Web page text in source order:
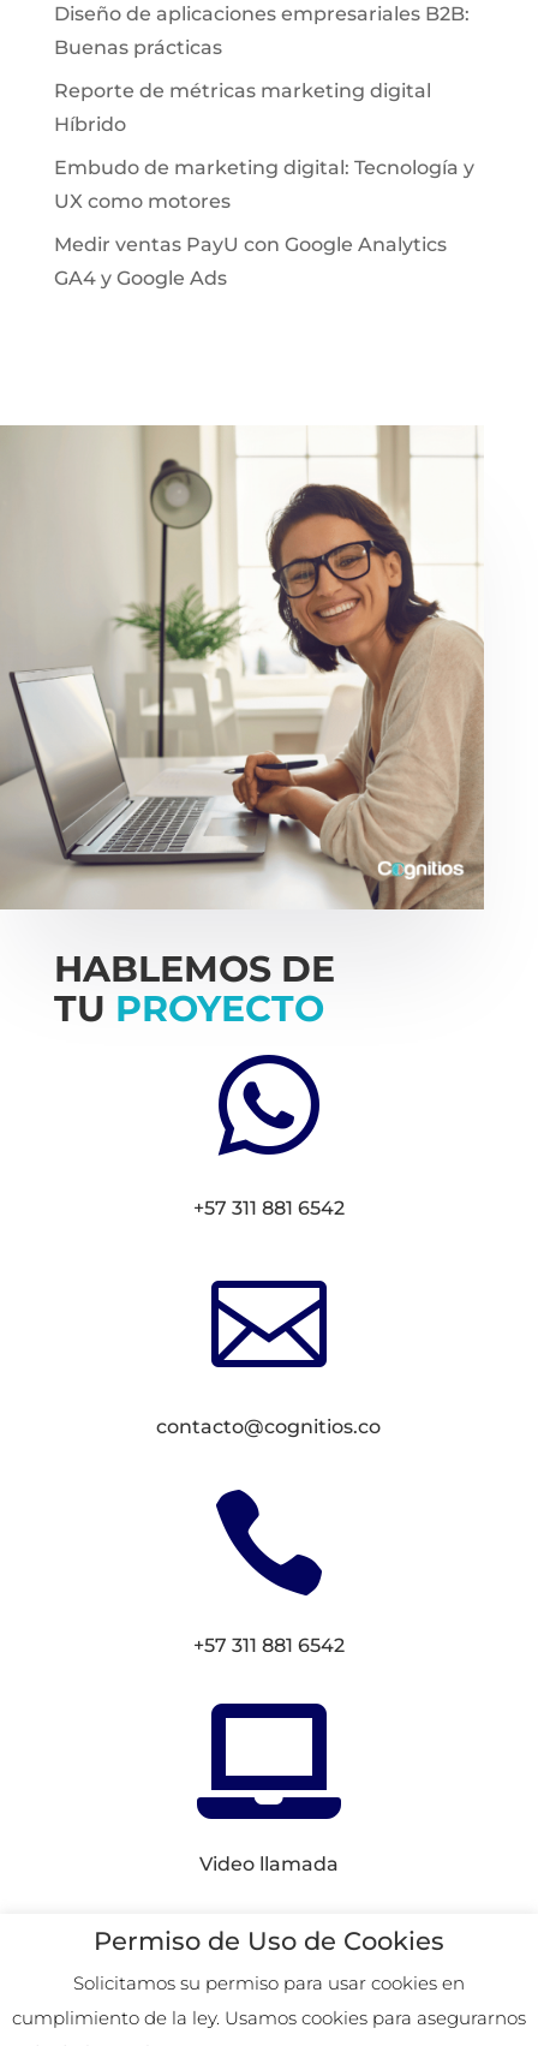
Diseño de aplicaciones empresariales B2B:
Buenas prácticas
Reporte de métricas marketing digital
Híbrido
Embudo de marketing digital: Tecnología y
UX como motores
Medir ventas PayU con Google Analytics
GA4 y Google Ads
HABLEMOS DE
TU PROYECTO

+57 311 881 6542

contacto@cognitios.co

+57 311 881 6542

Video llamada
Conectemos enRedes
Permiso de Uso de Cookies
Solicitamos su permiso para usar cookies en
cumplimiento de la ley. Usamos cookies para asegurarnos